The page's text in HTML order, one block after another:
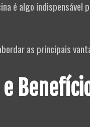
é algo
as principais